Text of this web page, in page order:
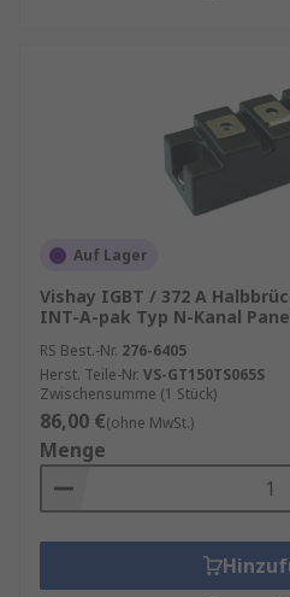
Auf Lager
Vishay IGBT / 372 A
INT-A-pak Typ N-Kanal
RS Best.-Nr. 276-6405
Herst. Teile-Nr. VS-GT150TS065S
Zwischensumme (1 Stück)
86,00 €(ohne MwSt.)
Menge